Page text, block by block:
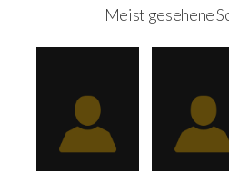
Meist gesehene